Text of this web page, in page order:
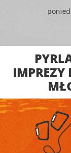
IMPREZY